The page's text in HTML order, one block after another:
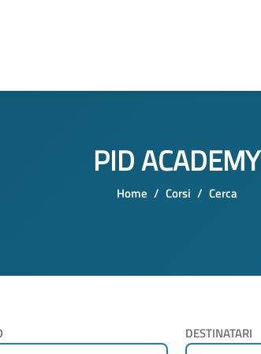
PID ACADEMY
Home Corsi Cerca
DESTINATARI